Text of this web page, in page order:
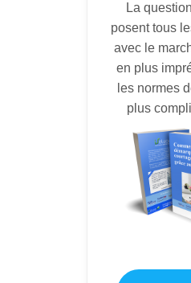
La
posent tous
avec le
en plus
les normes
plus